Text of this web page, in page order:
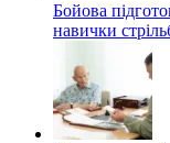
Бойова
навички